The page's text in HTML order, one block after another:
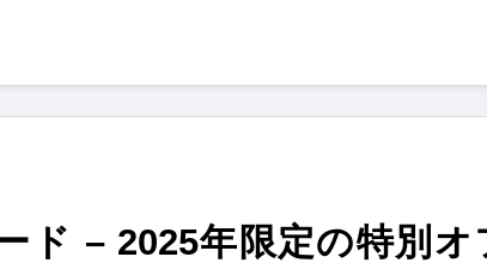
ド – 2025年限定の特別オ